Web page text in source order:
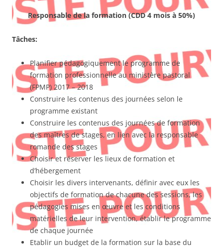
Responsable de la formation (CDD 4 mois à 50%)
Tâches:
Planifier pédagogiquement le programme de
formation professionnelle au ministère pastoral
(FPMP) 2017 – 2018
Construire les contenus des journées selon le
programme existant
Construire les contenus des journées de formation
des maîtres de stages, en lien avec la responsable
romande des stages
Choisir et réserver les lieux de formation et
d’hébergement
Choisir les divers intervenants, définir avec eux les
objectifs de formation de chacune des sessions, les
pédagogies mises en œuvre et les conditions
matérielles de leur intervention, établir le programme
de chaque journée
Etablir un budget de la formation sur la base du